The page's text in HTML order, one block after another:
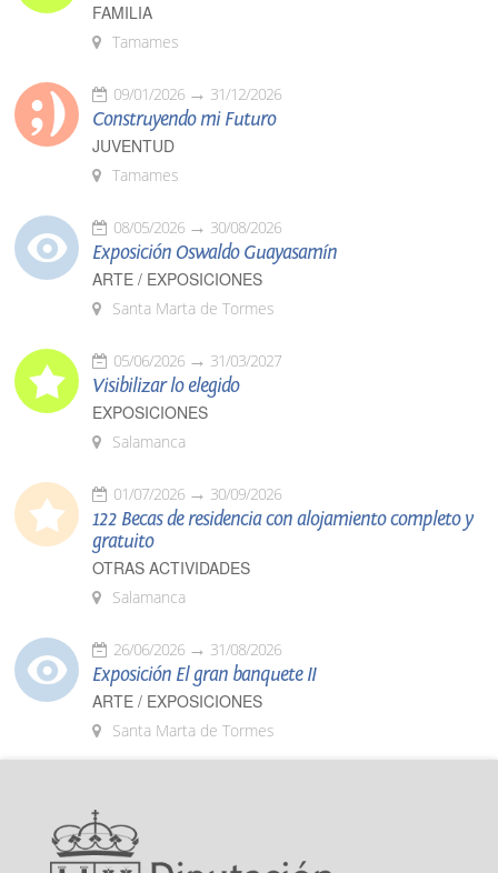
FAMILIA
Tamames
09/01/2026 31/12/2026
Construyendo mi Futuro
JUVENTUD
Tamames
08/05/2026 30/08/2026
Exposición Oswaldo Guayasamín
ARTE / EXPOSICIONES
Santa Marta de Tormes
05/06/2026 31/03/2027
Visibilizar lo elegido
EXPOSICIONES
Salamanca
01/07/2026 30/09/2026
122 Becas de residencia con alojamiento completo y
gratuito
OTRAS ACTIVIDADES
Salamanca
26/06/2026 31/08/2026
Exposición El gran banquete II
ARTE / EXPOSICIONES
Santa Marta de Tormes